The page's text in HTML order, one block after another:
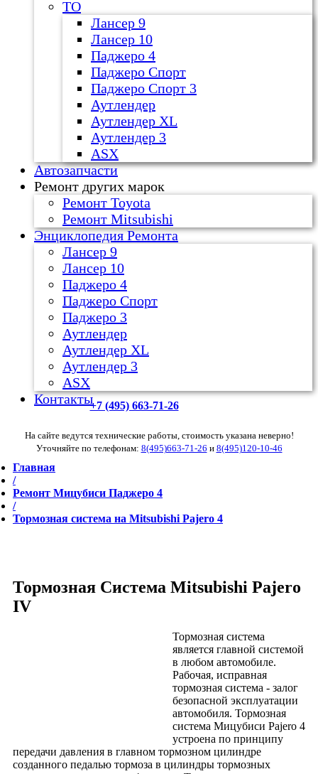
ТО
Лансер 9
Лансер 10
Паджеро 4
Паджеро Спорт
Паджеро Спорт 3
Аутлендер
Аутлендер ХL
Аутлендер 3
ASX
Автозапчасти
Ремонт других марок
Ремонт Toyota
Ремонт Mitsubishi
Энциклопедия Ремонта
Лансер 9
Лансер 10
Паджеро 4
Паджеро Спорт
Паджеро 3
Аутлендер
Аутлендер ХL
Аутлендер 3
ASX
Контакты+7 (495) 663-71-26
На сайте ведутся технические работы, стоимость указана неверно!
Уточняйте по телефонам: 8(495)663-71-26 и 8(495)120-10-46
Главная
/
Ремонт Мицубиси Паджеро 4
/
Тормозная система на Mitsubishi Pajero 4
Тормозная Система Mitsubishi Pajero
IV
Тормозная система
является главной системой
в любом автомобиле.
Рабочая, исправная
тормозная система - залог
безопасной эксплуатации
автомобиля. Тормозная
система Мицубиси Pajero 4
устроена по принципу
передачи давления в главном тормозном цилиндре
созданного педалью тормоза в цилиндры тормозных